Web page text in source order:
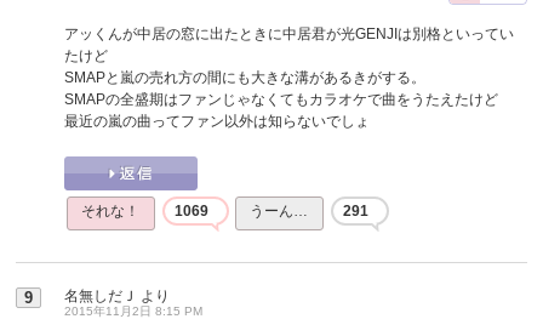
アッくんが中居の窓に出たときに中居君が光GENJIは別格といってい
たけど
SMAPと嵐の売れ方の間にも大きな溝があるきがする。
SMAPの全盛期はファンじゃなくてもカラオケで曲をうたえたけど
最近の嵐の曲ってファン以外は知らないでしょ
それな！ 1069 うーん… 291
9 名無しだＪ より
2015年11月2日 8:15 PM